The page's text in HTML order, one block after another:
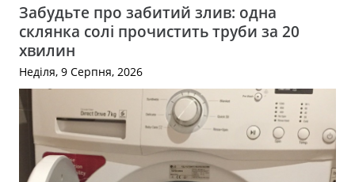
Забудьте про забитий злив: одна
склянка солі прочистить труби за 20
хвилин
Неділя, 9 Серпня, 2026